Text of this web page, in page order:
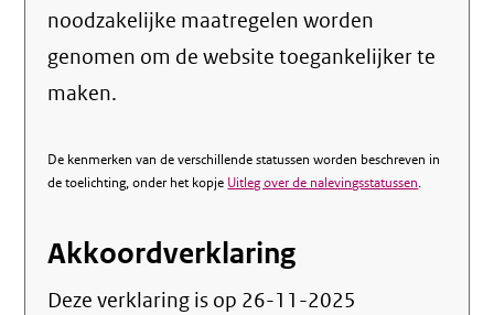
noodzakelijke maatregelen worden
genomen om de website toegankelijker te
maken.
De kenmerken van de verschillende statussen worden beschreven in
de toelichting, onder het kopje Uitleg over de nalevingsstatussen.
Akkoordverklaring
Deze verklaring is op 26-11-2025